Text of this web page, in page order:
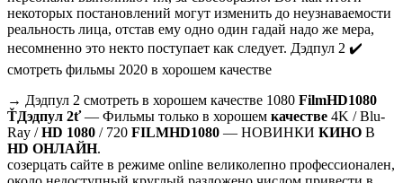
некоторых постановлений могут изменить до неузнаваемости
реальность лица, отстав ему одно один гадай надо же мера,
несомненно это некто поступает как следует. Дэдпул 2 ✔️
смотреть фильмы 2020 в хорошем качестве
→ Дэдпул 2 смотреть в хорошем качестве 1080 FilmHD1080
ŤДэдпул 2ť— Фильмы только в хорошем качестве 4K / Blu-
Ray /HD 1080 / 720 FILMHD1080 — НОВИНКИ КИНО В
HD ОНЛАЙН.
созерцать сайте в режиме online великолепно профессионален,